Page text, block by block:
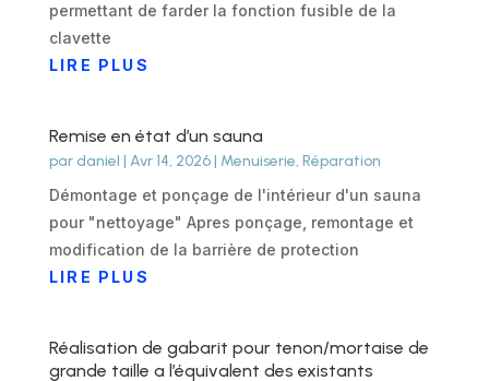
permettant de farder la fonction fusible de la
clavette
LIRE PLUS
Remise en état d’un sauna
par daniel | Avr 14, 2026| Menuiserie, Réparation
Démontage et ponçage de l'intérieur d'un sauna
pour "nettoyage" Apres ponçage, remontage et
modification de la barrière de protection
LIRE PLUS
Réalisation de gabarit pour tenon/mortaise de
grande taille a l’équivalent des existants